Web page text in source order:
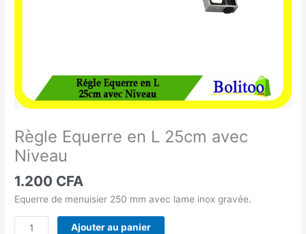
Règle Equerre en L 25cm avec
Niveau
1.200 CFA
Equerre de menuisier 250 mm avec lame inox gravée.
Ajouter au panier